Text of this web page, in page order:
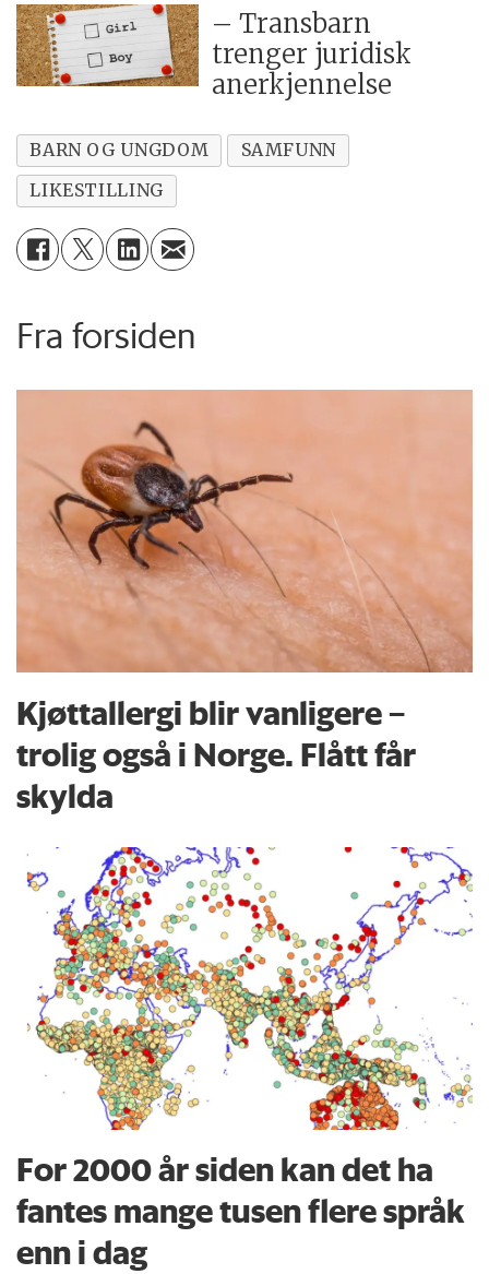
– Transbarn
trenger juridisk
anerkjennelse
BARN OG UNGDOM
SAMFUNN
LIKESTILLING
Fra forsiden
Kjøttallergi blir vanligere –
trolig også i Norge. Flått får
skylda
For 2000 år siden kan det ha
fantes mange tusen flere språk
enn i dag